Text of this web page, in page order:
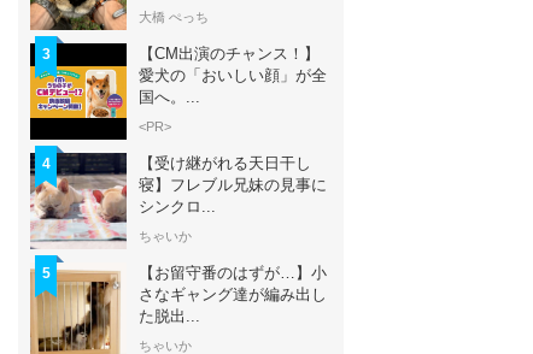
大橋 ぺっち
3
【CM出演のチャンス！】
愛犬の「おいしい顔」が全
国へ。...
<PR>
4
【受け継がれる天日干し
寝】フレブル兄妹の見事に
シンクロ...
ちゃいか
5
【お留守番のはずが…】小
さなギャング達が編み出し
た脱出...
ちゃいか